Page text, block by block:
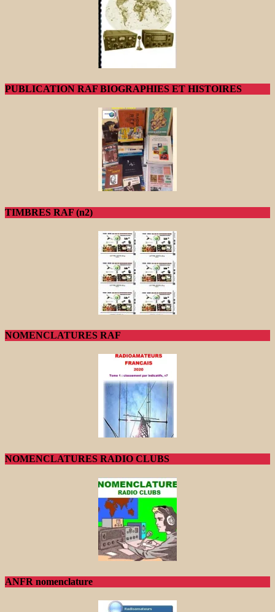
PUBLICATION RAF BIOGRAPHIES ET HISTOIRES
TIMBRES RAF (n2)
NOMENCLATURES RAF
NOMENCLATURES RADIO CLUBS
ANFR nomenclature